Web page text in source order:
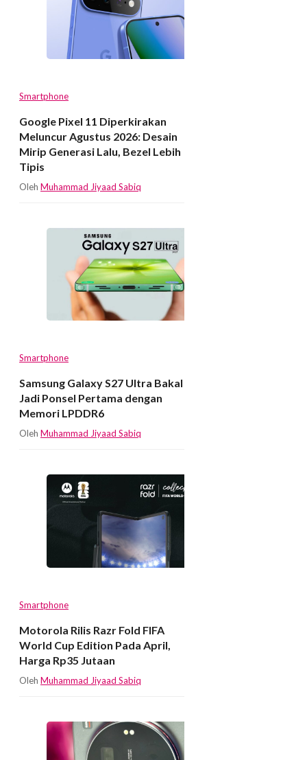
Smartphone
Google Pixel 11 Diperkirakan
Meluncur Agustus 2026: Desain
Mirip Generasi Lalu, Bezel Lebih
Tipis
Oleh Muhammad Jiyaad Sabiq
Smartphone
Samsung Galaxy S27 Ultra Bakal
Jadi Ponsel Pertama dengan
Memori LPDDR6
Oleh Muhammad Jiyaad Sabiq
Smartphone
Motorola Rilis Razr Fold FIFA
World Cup Edition Pada April,
Harga Rp35 Jutaan
Oleh Muhammad Jiyaad Sabiq